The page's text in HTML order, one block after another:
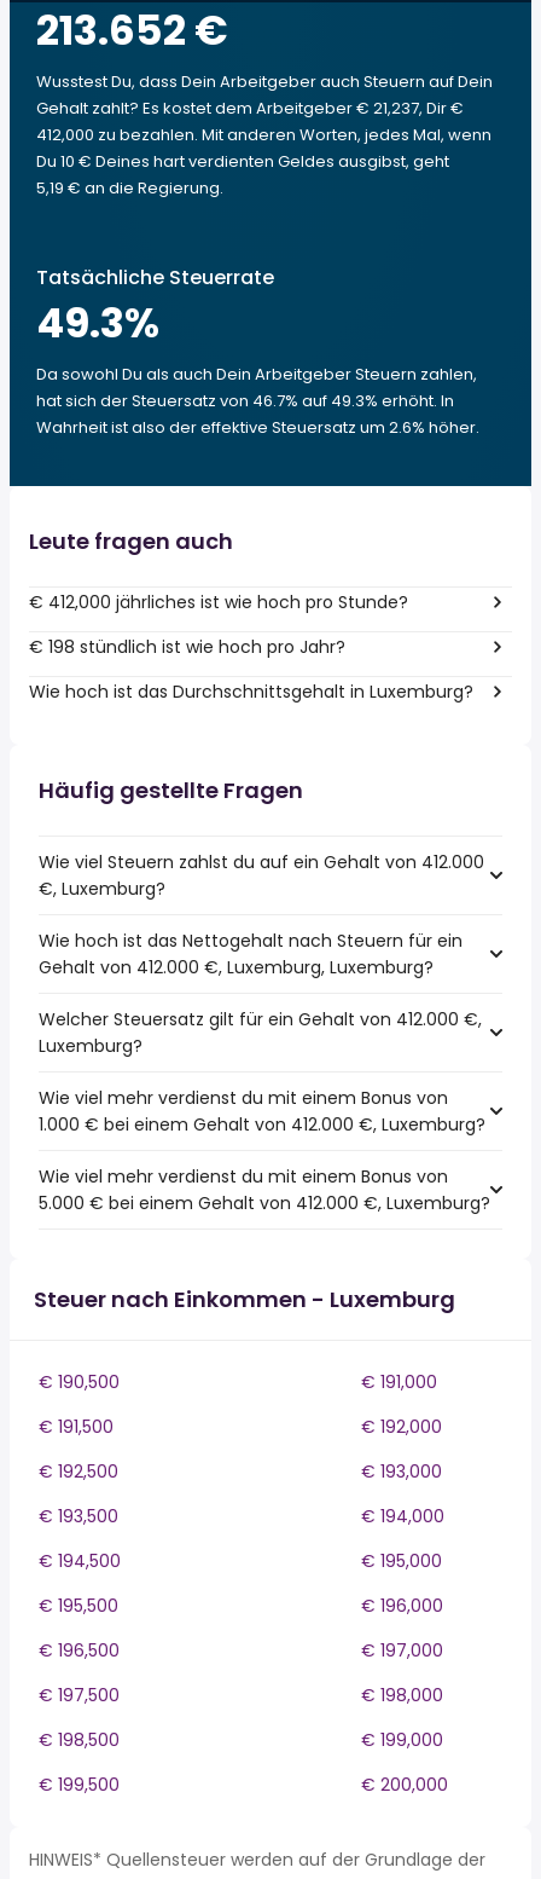
213.652 €
Wusstest Du, dass Dein Arbeitgeber auch Steuern auf Dein
Gehalt zahlt? Es kostet dem Arbeitgeber € 21,237, Dir €
412,000 zu bezahlen. Mit anderen Worten, jedes Mal, wenn
Du 10 € Deines hart verdienten Geldes ausgibst, geht
5,19 € an die Regierung.
Tatsächliche Steuerrate
49.3%
Da sowohl Du als auch Dein Arbeitgeber Steuern zahlen,
hat sich der Steuersatz von 46.7% auf 49.3% erhöht. In
Wahrheit ist also der effektive Steuersatz um 2.6% höher.
Leute fragen auch
€ 412,000 jährliches ist wie hoch pro Stunde?
€ 198 stündlich ist wie hoch pro Jahr?
Wie hoch ist das Durchschnittsgehalt in Luxemburg?
Häufig gestellte Fragen
Wie viel Steuern zahlst du auf ein Gehalt von 412.000
€, Luxemburg?
Wie hoch ist das Nettogehalt nach Steuern für ein
Gehalt von 412.000 €, Luxemburg, Luxemburg?
Welcher Steuersatz gilt für ein Gehalt von 412.000 €,
Luxemburg?
Wie viel mehr verdienst du mit einem Bonus von
1.000 € bei einem Gehalt von 412.000 €, Luxemburg?
Wie viel mehr verdienst du mit einem Bonus von
5.000 € bei einem Gehalt von 412.000 €, Luxemburg?
Steuer nach Einkommen - Luxemburg
€ 190,500
€ 191,000
€ 191,500
€ 192,000
€ 192,500
€ 193,000
€ 193,500
€ 194,000
€ 194,500
€ 195,000
€ 195,500
€ 196,000
€ 196,500
€ 197,000
€ 197,500
€ 198,000
€ 198,500
€ 199,000
€ 199,500
€ 200,000
HINWEIS* Quellensteuer werden auf der Grundlage der